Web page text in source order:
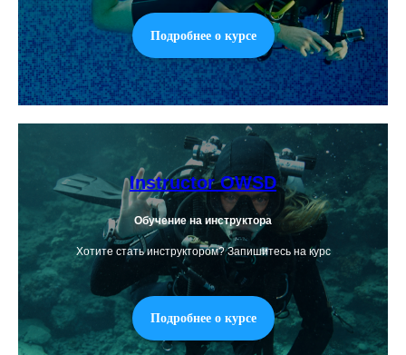
Подробнее о курсе
Instructor OWSD
Обучение на инструктора
Хотите стать инструктором? Запишитесь на курс
Подробнее о курсе